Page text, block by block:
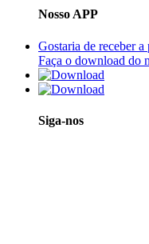
Nosso APP
Gostaria de receber
Faça o download do
Siga-nos